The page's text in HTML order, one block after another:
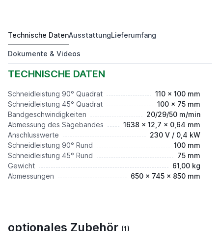
SKM 5012 G
400,00 €*
Technische DatenAusstattungLieferumfang
Dokumente & Videos
TECHNISCHE DATEN
Schneidleistung 90° Quadrat
110 x 100 mm
Schneidleistung 45° Quadrat
100 x 75 mm
Bandgeschwindigkeiten
20/29/50 m/min
Abmessung des Sägebandes
1638 x 12,7 x 0,64 mm
Anschlusswerte
230 V / 0,4 kW
Schneidleistung 90° Rund
100 mm
Schneidleistung 45° Rund
75 mm
Gewicht
61,00 kg
Abmessungen
650 x 745 x 850 mm
optionales Zubehör (1)